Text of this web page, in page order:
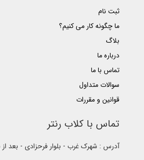
ثبت نام
ما چگونه کار می کنیم؟
بلاگ
درباره ما
تماس با ما
سوالات متداول
قوانین و مقررات
تماس با کلاب رنتر
آدرس : شهرک غرب - بلوار فرحزادی - بعد از